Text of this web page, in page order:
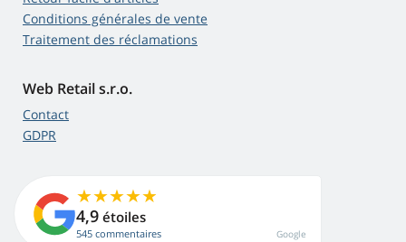
Conditions générales de vente
Traitement des réclamations
Web Retail s.r.o.
Contact
GDPR
4,9 étoiles
545 commentaires Google